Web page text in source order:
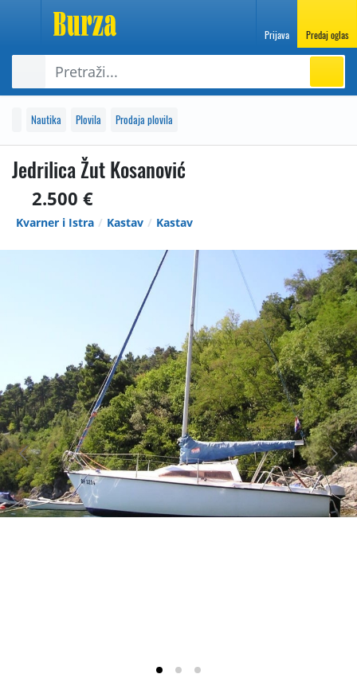
Prijava Predaj oglas
Nautika Plovila Prodaja plovila
Jedrilica Žut Kosanović
2.500 €
Kvarner i Istra Kastav Kastav